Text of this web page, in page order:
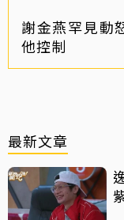
謝金燕罕見動
他控制
最新文章